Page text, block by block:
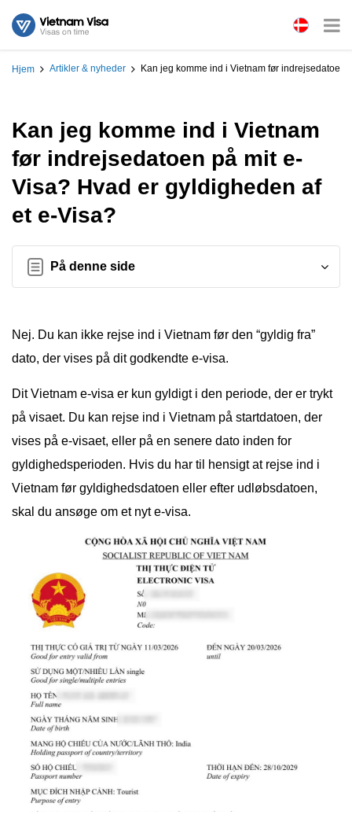
Hjem Artikler & nyheder Kan jeg komme ind i Vietnam før
Kan jeg komme ind i Vietnam
før indrejsedatoen på mit e-
Visa? Hvad er gyldigheden af
et e-Visa?
På denne side
Nej. Du kan ikke rejse ind i Vietnam før den “gyldig fra”
dato, der vises på dit godkendte e-visa.
Dit Vietnam e-visa er kun gyldigt i den periode, der er trykt
på visaet. Du kan rejse ind i Vietnam på startdatoen, der
vises på e-visaet, eller på en senere dato inden for
gyldighedsperioden. Hvis du har til hensigt at rejse ind i
Vietnam før gyldighedsdatoen eller efter udløbsdatoen,
skal du ansøge om et nyt e-visa.